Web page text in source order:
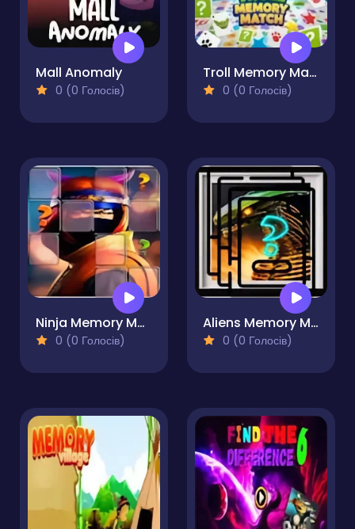
Mall Anomaly
0 (0 Голосів)
Troll Memory Match
0 (0 Голосів)
Ninja Memory Match
0 (0 Голосів)
Aliens Memory Match
0 (0 Голосів)